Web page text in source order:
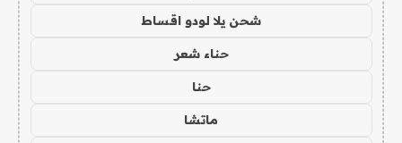
شحن يلا لودو اقساط
حناء شعر
حنا
ماتشا